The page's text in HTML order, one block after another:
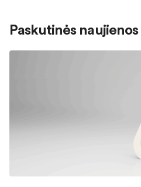
Paskutinės naujienos